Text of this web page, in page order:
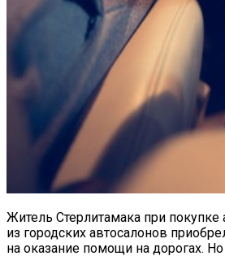
Житель Стерлитамака при
из городских автосалонов
на оказание помощи на дорогах.